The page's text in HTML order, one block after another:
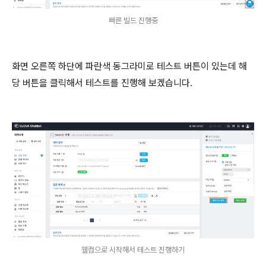
빠른 빌드 진행중
화면 오른쪽 하단에 파란색 동그라미로 테스트 버튼이 있는데 해
당 버튼을 클릭해서 테스트를 진행해 보겠습니다.
웰컴으로 시작해서 테스트 진행하기